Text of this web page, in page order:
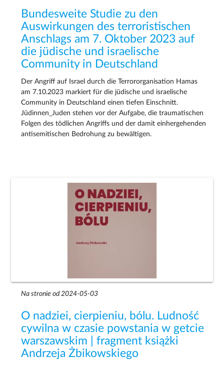
Bundesweite Studie zu den
Auswirkungen des terroristischen
Anschlags am 7. Oktober 2023 auf
die jüdische und israelische
Community in Deutschland
Der Angriff auf Israel durch die Terrororganisation Hamas
am 7.10.2023 markiert für die jüdische und israelische
Community in Deutschland einen tiefen Einschnitt.
Jüdinnen_Juden stehen vor der Aufgabe, die traumatischen
Folgen des tödlichen Angriffs und der damit einhergehenden
antisemitischen Bedrohung zu bewältigen.
Na stronie od 2024-05-03
O nadziei, cierpieniu, bólu. Ludność
cywilna w czasie powstania w getcie
warszawskim | fragment książki
Andrzeja Żbikowskiego